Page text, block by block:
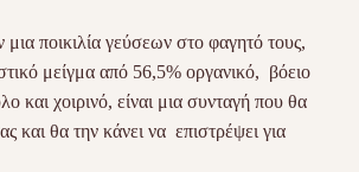
μια ποικιλία γεύσεων στο φαγητό τους,
μείγμα από 56,5% οργανικό, βόειο
και χοιρινό, είναι μια συνταγή που θα
και θα την κάνει να επιστρέψει για